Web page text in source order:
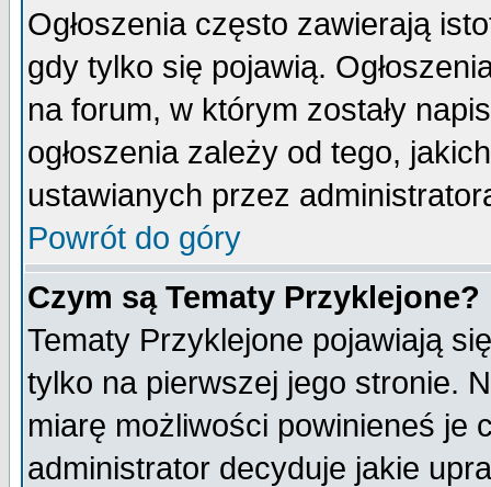
Ogłoszenia często zawierają
gdy tylko się pojawią.
na forum, w którym zostały
ogłoszenia zależy od tego,
ustawianych przez
Powrót do góry
Czym są Tematy Przyklejone?
Tematy Przyklejone pojawiają
tylko na pierwszej jego stronie.
miarę możliwości powinieneś je
administrator decyduje jakie